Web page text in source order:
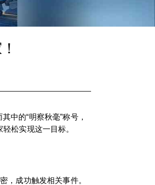
中的“明察秋毫”称号，
松实现这一目标。
，成功触发相关事件。